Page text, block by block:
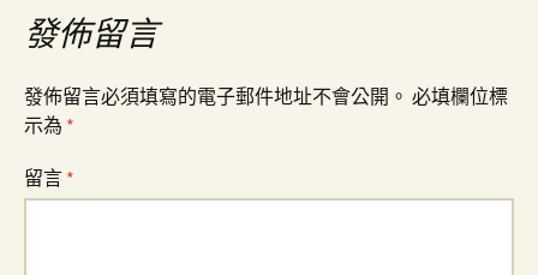
覽發佈留言
發佈留言必須填寫的電子郵件地址不會公開。 必填欄位標
示為 *
留言 *